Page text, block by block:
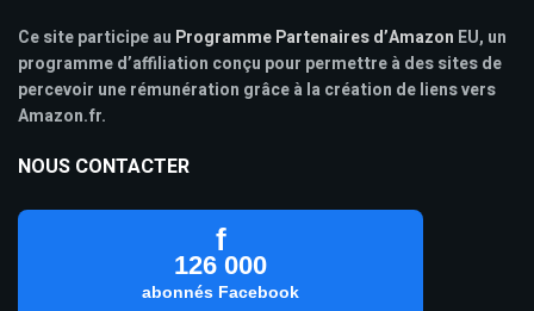
Ce site participe au Programme Partenaires d’Amazon EU, un
programme d’affiliation conçu pour permettre à des sites de
percevoir une rémunération grâce à la création de liens vers
Amazon.fr.
NOUS CONTACTER
f
126 000
abonnés Facebook